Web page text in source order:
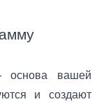
вашей
и создают